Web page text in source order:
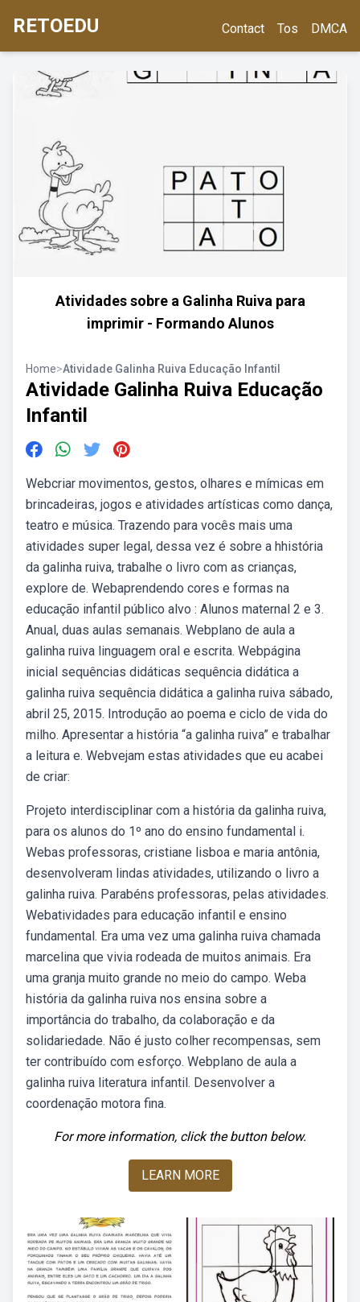
RETOEDU Contact Tos DMCA
Atividades sobre a Galinha Ruiva para
imprimir - Formando Alunos
Home>Atividade Galinha Ruiva Educação Infantil
Atividade Galinha Ruiva Educação
Infantil
Webcriar movimentos, gestos, olhares e mímicas em
brincadeiras, jogos e atividades artísticas como dança,
teatro e música. Trazendo para vocês mais uma
atividades super legal, dessa vez é sobre a hhistória
da galinha ruiva, trabalhe o livro com as crianças,
explore de. Webaprendendo cores e formas na
educação infantil público alvo : Alunos maternal 2 e 3.
Anual, duas aulas semanais. Webplano de aula a
galinha ruiva linguagem oral e escrita. Webpágina
inicial sequências didáticas sequência didática a
galinha ruiva sequência didática a galinha ruiva sábado,
abril 25, 2015. Introdução ao poema e ciclo de vida do
milho. Apresentar a história “a galinha ruiva” e trabalhar
a leitura e. Webvejam estas atividades que eu acabei
de criar:
Projeto interdisciplinar com a história da galinha ruiva,
para os alunos do 1º ano do ensino fundamental i.
Webas professoras, cristiane lisboa e maria antônia,
desenvolveram lindas atividades, utilizando o livro a
galinha ruiva. Parabéns professoras, pelas atividades.
Webatividades para educação infantil e ensino
fundamental. Era uma vez uma galinha ruiva chamada
marcelina que vivia rodeada de muitos animais. Era
uma granja muito grande no meio do campo. Weba
história da galinha ruiva nos ensina sobre a
importância do trabalho, da colaboração e da
solidariedade. Não é justo colher recompensas, sem
ter contribuído com esforço. Webplano de aula a
galinha ruiva literatura infantil. Desenvolver a
coordenação motora fina.
For more information, click the button below.
LEARN MORE